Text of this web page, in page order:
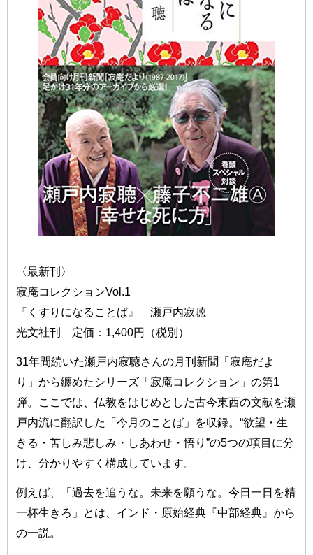
〈最新刊〉
寂庵コレクションVol.1
『くすりになることば』 瀬戸内寂聴
光文社刊 定価：1,400円（税別）
31年間続いた瀬戸内寂聴さんの月刊新聞「寂庵だよ
り」から纏めたシリーズ「寂庵コレクション」の第1
弾。ここでは、仏教をはじめとした古今東西の文献を瀬
戸内流に翻訳した「今月のことば」を収録。“欲望・生
きる・苦しみ悲しみ・しあわせ・悟り”の5つの項目に分
け、分かりやすく構成しています。
例えば、「過去を追うな。未来を願うな。今日一日を精
一杯生きろ」とは、インド・原始経典『中部経典』から
の一説。